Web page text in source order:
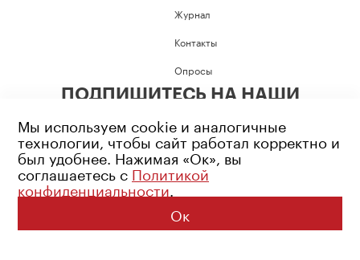
Журнал
Контакты
Опросы
ПОДПИШИТЕСЬ НА НАШИ
Возрастное ограничение: 16+
Политика конфиденциальности
© 2026 Все права защищены
Мы используем cookie и аналогичные
технологии, чтобы сайт работал корректно и
был удобнее. Нажимая «Ок», вы
соглашаетесь с Политикой
конфиденциальности.
Ок